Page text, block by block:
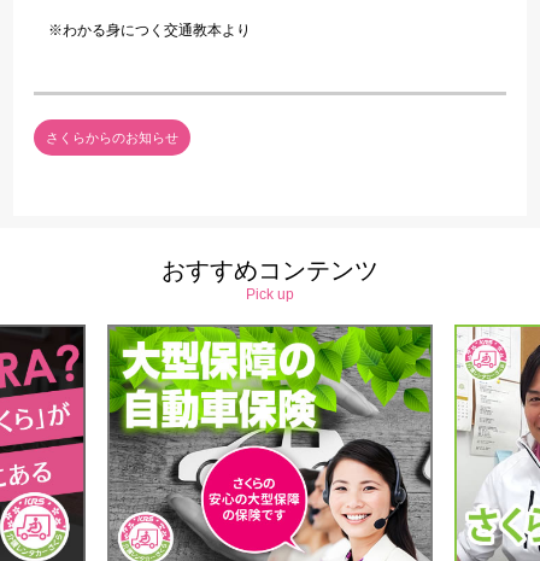
※わかる身につく交通教本より
さくらからのお知らせ
おすすめコンテンツ
Pick up